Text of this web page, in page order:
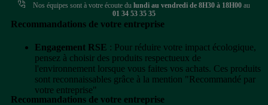
Nos équipes sont à votre écoute du lundi au vendredi de 8H30 à 18H00 au
01 34 53 35 35
Recommandations de votre entreprise
Engagement RSE : Pour réduire votre impact écologique,
pensez à choisir des produits respectueux de
l'environnement lorsque vous faites vos achats. Ces produits
sont reconnaissables grâce à la mention "Recommandé par
votre entreprise"
Recommandations de votre entreprise